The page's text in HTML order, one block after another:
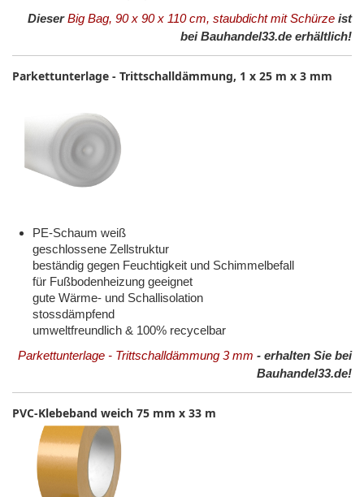
DieserBig Bag, 90 x 90 x 110 cm, staubdicht mit Schürze ist
bei Bauhandel33.de erhältlich!
Parkettunterlage - Trittschalldämmung, 1 x 25 m x 3 mm
PE-Schaum weiß
geschlossene Zellstruktur
beständig gegen Feuchtigkeit und Schimmelbefall
für Fußbodenheizung geeignet
gute Wärme- und Schallisolation
stossdämpfend
umweltfreundlich & 100% recycelbar
Parkettunterlage - Trittschalldämmung 3 mm - erhalten Sie bei
Bauhandel33.de!
PVC-Klebeband weich 75 mm x 33 m